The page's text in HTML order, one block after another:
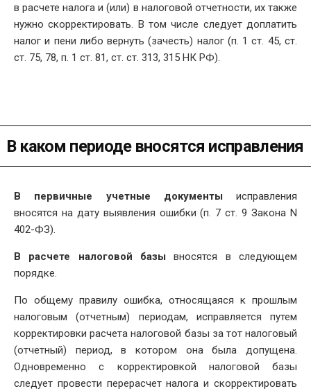
в расчете налога и (или) в налоговой отчетности, их также
нужно скорректировать. В том числе следует доплатить
налог и пени либо вернуть (зачесть) налог (п. 1 ст. 45, ст.
ст. 75, 78, п. 1 ст. 81, ст. ст. 313, 315 НК РФ).
В каком периоде вносятся исправления
В первичные учетные документы исправления
вносятся на дату выявления ошибки (п. 7 ст. 9 Закона N
402-ФЗ).
В расчете налоговой базы вносятся в следующем
порядке.
По общему правилу ошибка, относящаяся к прошлым
налоговым (отчетным) периодам, исправляется путем
корректировки расчета налоговой базы за тот налоговый
(отчетный) период, в котором она была допущена.
Одновременно с корректировкой налоговой базы
следует провести перерасчет налога и скорректировать